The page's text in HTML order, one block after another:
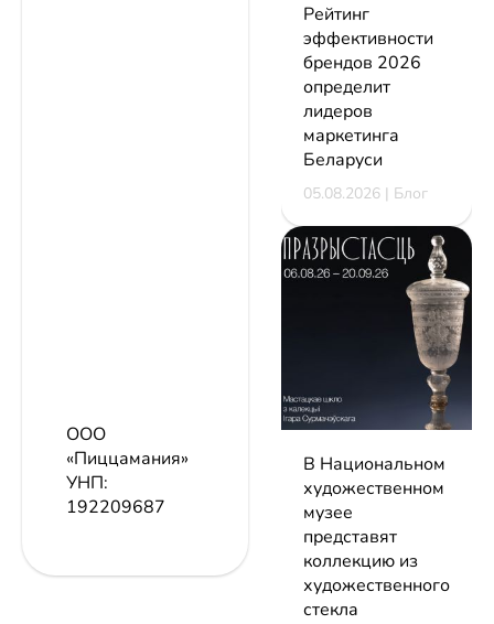
ООО
«Пиццамания»
УНП:
192209687
Рейтинг
эффективности
брендов 2026
определит
лидеров
маркетинга
Беларуси
05.08.2026 | Блог
В Национальном
художественном
музее
представят
коллекцию из
художественного
стекла